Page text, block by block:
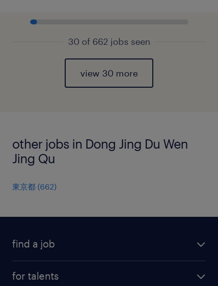
30 of 662 jobs seen
view 30 more
other jobs in Dong Jing Du Wen
Jing Qu
東京都 (662)
find a job
for talents